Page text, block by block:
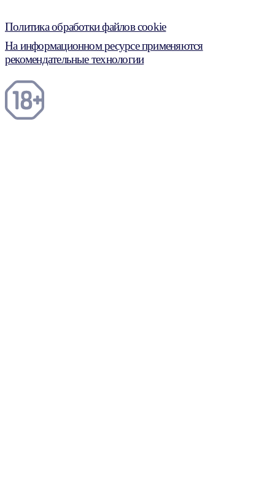
Политика обработки файлов cookie
На информационном ресурсе применяются
рекомендательные технологии